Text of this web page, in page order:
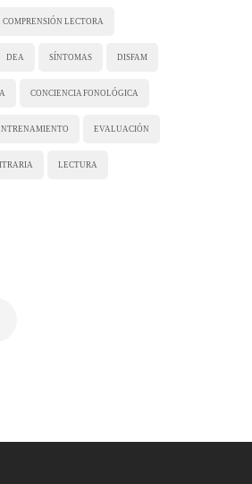
LECTORA
DEA SÍNTOMAS DISFAM
CONCIENCIA FONOLÓGICA
EVALUACIÓN
LECTURA